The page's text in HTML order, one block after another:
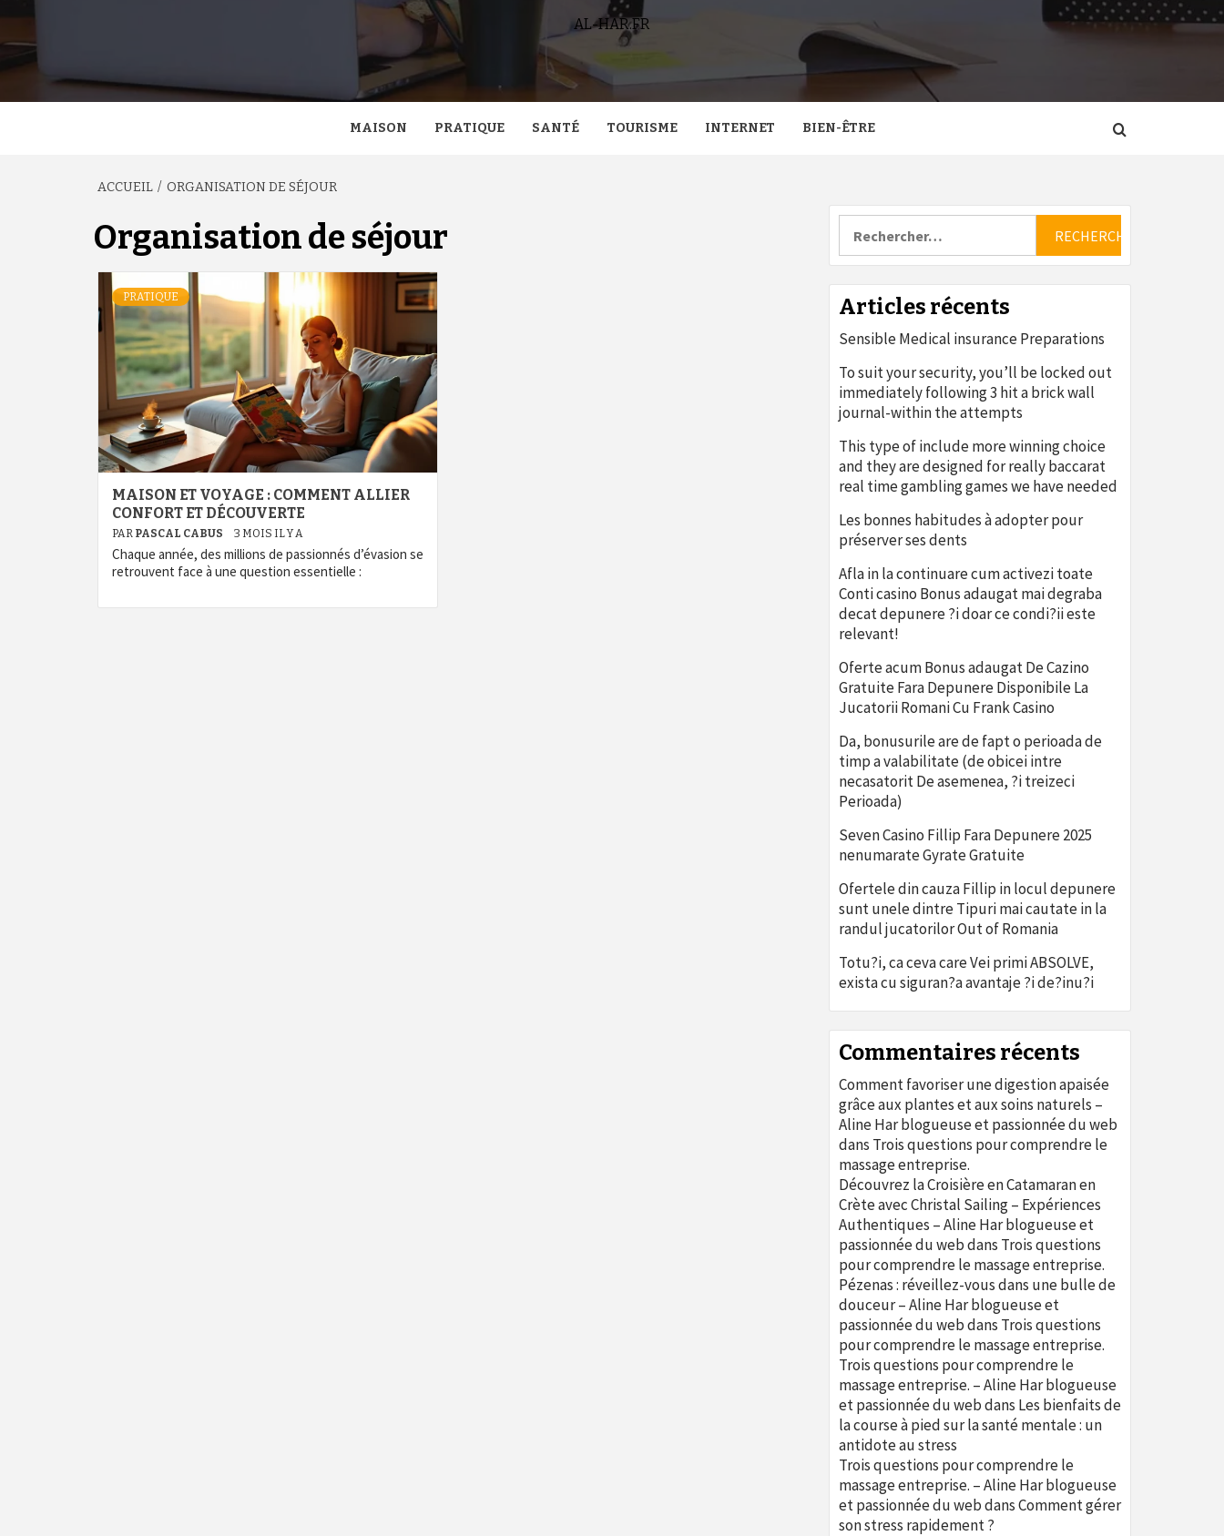
AL-HAR.FR
MAISON PRATIQUE SANTÉ TOURISME INTERNET BIEN-ÊTRE
ACCUEIL ORGANISATION DE SÉJOUR
Organisation de séjour
PRATIQUE
MAISON ET VOYAGE : COMMENT ALLIER
CONFORT ET DÉCOUVERTE
PAR PASCAL CABUS 3 MOIS IL Y A
Chaque année, des millions de passionnés d’évasion se
retrouvent face à une question essentielle :
Articles récents
Sensible Medical insurance Preparations
To suit your security, you’ll be locked out
immediately following 3 hit a brick wall
journal-within the attempts
This type of include more winning choice
and they are designed for really baccarat
real time gambling games we have needed
Les bonnes habitudes à adopter pour
préserver ses dents
Afla in la continuare cum activezi toate
Conti casino Bonus adaugat mai degraba
decat depunere ?i doar ce condi?ii este
relevant!
Oferte acum Bonus adaugat De Cazino
Gratuite Fara Depunere Disponibile La
Jucatorii Romani Cu Frank Casino
Da, bonusurile are de fapt o perioada de
timp a valabilitate (de obicei intre
necasatorit De asemenea, ?i treizeci
Perioada)
Seven Casino Fillip Fara Depunere 2025
nenumarate Gyrate Gratuite
Ofertele din cauza Fillip in locul depunere
sunt unele dintre Tipuri mai cautate in la
randul jucatorilor Out of Romania
Totu?i, ca ceva care Vei primi ABSOLVE,
exista cu siguran?a avantaje ?i de?inu?i
Commentaires récents
Comment favoriser une digestion apaisée
grâce aux plantes et aux soins naturels –
Aline Har blogueuse et passionnée du web
dans Trois questions pour comprendre le
massage entreprise.
Découvrez la Croisière en Catamaran en
Crète avec Christal Sailing – Expériences
Authentiques – Aline Har blogueuse et
passionnée du webdans Trois questions
pour comprendre le massage entreprise.
Pézenas : réveillez-vous dans une bulle de
douceur – Aline Har blogueuse et
passionnée du webdans Trois questions
pour comprendre le massage entreprise.
Trois questions pour comprendre le
massage entreprise. – Aline Har blogueuse
et passionnée du webdans Les bienfaits de
la course à pied sur la santé mentale : un
antidote au stress
Trois questions pour comprendre le
massage entreprise. – Aline Har blogueuse
et passionnée du webdansComment gérer
son stress rapidement ?